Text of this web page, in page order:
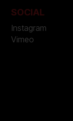
SOCIAL
Instagram
Vimeo